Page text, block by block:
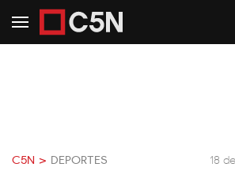
C5N > DEPORTES 18